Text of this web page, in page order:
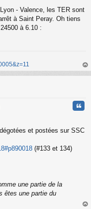
- Valence, les TER sont
à Saint Peray. Oh tiens
à 6.10 :
au
et postées sur SSC
(#133 et 134)
une partie de la
êtes une partie du